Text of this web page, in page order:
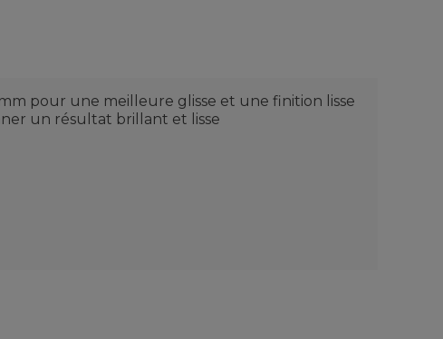
pour une meilleure glisse et une finition lisse
un résultat brillant et lisse